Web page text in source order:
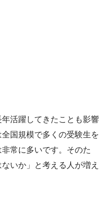
活躍してきたことも影響
国規模で多くの受験生を
常に多いです。そのた
いか」と考える人が増え